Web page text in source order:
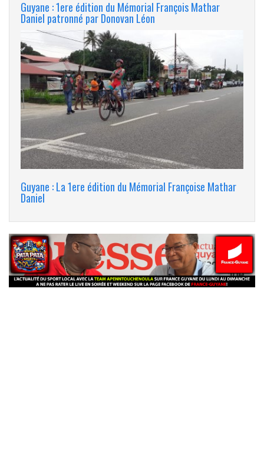
Guyane : 1ere édition du Mémorial François Mathar
Daniel patronné par Donovan Léon
Guyane : La 1ere édition du Mémorial Françoise Mathar
Daniel
banniere_img